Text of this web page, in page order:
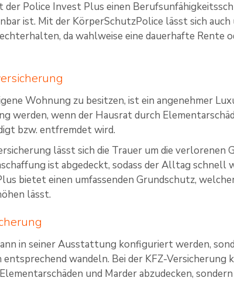
Police Invest Plus einen
ist. Mit der KörperSchutzPolice lässt sich
da wahlweise eine dauerhafte Rente
Wohnung zu besitzen, ist ein angenehmer
werden, wenn der Hausrat durch
bzw. entfremdet wird.
lässt sich die Trauer um die verlorenen
ist abgedeckt, sodass der Alltag schnell
bietet einen umfassenden Grundschutz,
lässt.
in seiner Ausstattung konfiguriert werden,
wandeln. Bei der KFZ-Versicherung
und Marder abzudecken,